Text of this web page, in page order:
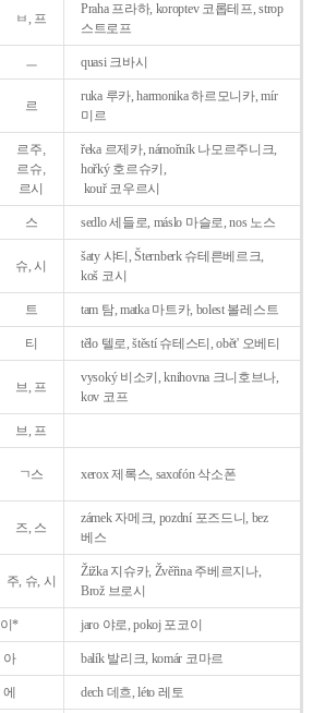
ㅂ, 프
Praha 프라하, koroptev 코롭테프, strop
스트로프
ㅡ quasi 크바시
르
ruka 루카, harmonika 하르모니카, mír
미르
르주,
르슈,
르시
řeka 르제카, námořník 나모르주니크,
hořký 호르슈키,
kouř 코우르시
스 sedlo 세들로, máslo 마슬로, nos 노스
슈, 시
šaty 샤티, Šternberk 슈테른베르크,
koš 코시
트 tam 탐, matka 마트카, bolest 볼레스트
티 tělo 텔로, štěstí 슈테스티, obět' 오베티
브, 프
vysoký 비소키, knihovna 크니호브나,
kov 코프
브, 프
ㄱ스 xerox 제록스, saxofón 삭소폰
즈, 스
zámek 자메크, pozdní 포즈드니, bez
베스
주, 슈, 시
Žižka 지슈카, Žvěřina 주베르지나,
Brož 브로시
이* jaro 야로, pokoj 포코이
아 balík 발리크, komár 코마르
에 dech 데흐, léto 레토